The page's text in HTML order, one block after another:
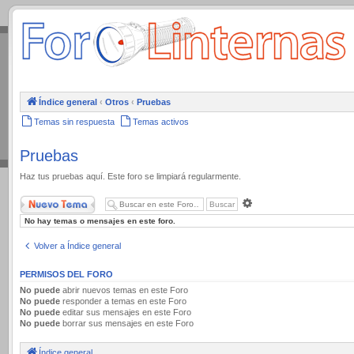
.
Índice general ‹ Otros ‹ Pruebas
Temas sin respuesta Temas activos
Pruebas
Haz tus pruebas aquí. Este foro se limpiará regularmente.
Nuevo Tema
avanzada
No hay temas o mensajes en este foro.
Volver a Índice general
PERMISOS DEL FORO
No puede abrir nuevos temas en este Foro
No puede responder a temas en este Foro
No puede editar sus mensajes en este Foro
No puede borrar sus mensajes en este Foro
Índice general